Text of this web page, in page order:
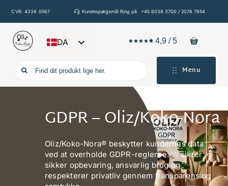
CVR: 4338 0567 Kundespørgsmål Ring på +45 6038 3700 / 2078 7954
DA
EN
DE
ES
4,9 /5
Søg
efter:
Menu
GDPR – Oliz/Koko-Nora
Oliz/Koko-Nora® beskytter kundernes data
ved at overholde GDPR-reglerne. Vi sikrer
sikker opbevaring, ansvarlig brug og
respekterer privatliv gennem transparens og